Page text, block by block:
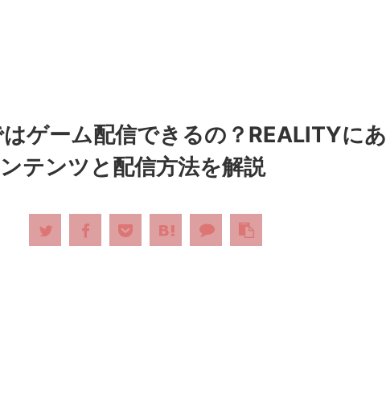
ゲーム配信できるの？REALITYにあ
テンツと配信方法を解説